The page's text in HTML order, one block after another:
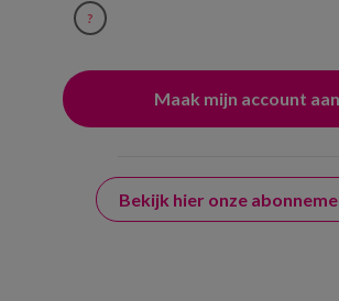
?
Bekijk hier onze